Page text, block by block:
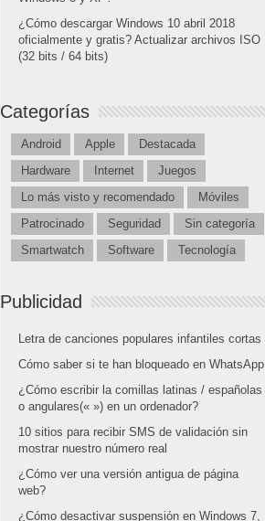
¿Cómo descargar Windows 10 abril 2018
oficialmente y gratis? Actualizar archivos ISO
(32 bits / 64 bits)
Categorías
Android Apple
Destacada
Hardware
Internet
Juegos
Lo más visto y recomendado
Móviles
Patrocinado
Seguridad
Sin categoría
Smartwatch
Software Tecnología
Publicidad
Letra de canciones populares infantiles cortas
Cómo saber si te han bloqueado en WhatsApp
¿Cómo escribir la comillas latinas / españolas
o angulares(« ») en un ordenador?
10 sitios para recibir SMS de validación sin
mostrar nuestro número real
¿Cómo ver una versión antigua de página
web?
¿Cómo desactivar suspensión en Windows 7,